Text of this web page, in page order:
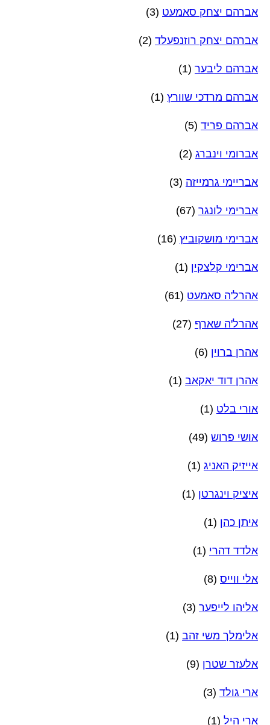
אברהם יצחק סאמעט (3)
אברהם יצחק רוזנפעלד (2)
אברהם ליבער (1)
אברהם מרדכי שוורץ (1)
אברהם פריד (5)
אברומי וינברג (2)
אבריימי גרמייזה (3)
אברימי לונגר (67)
אברימי מושקוביץ (16)
אברימי קלצקין (1)
אהרל'ה סאמעט (61)
אהרל'ה שארף (27)
אהרן ברוין (6)
אהרן דוד יאקאב (1)
אורי בלט (1)
אושי פרוש (49)
אייזיק האניג (1)
איציק וינגרטן (1)
איתן כהן (1)
אלדד דהרי (1)
אלי ווייס (8)
אליהו לייפער (3)
אלימלך משי זהב (1)
אלעזר שטרן (9)
ארי גולד (3)
ארי היל (1)